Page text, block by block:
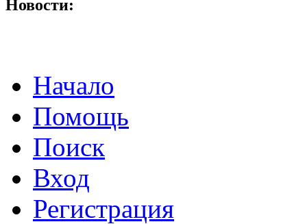
Новости:
Начало
Помощь
Поиск
Вход
Регистрация